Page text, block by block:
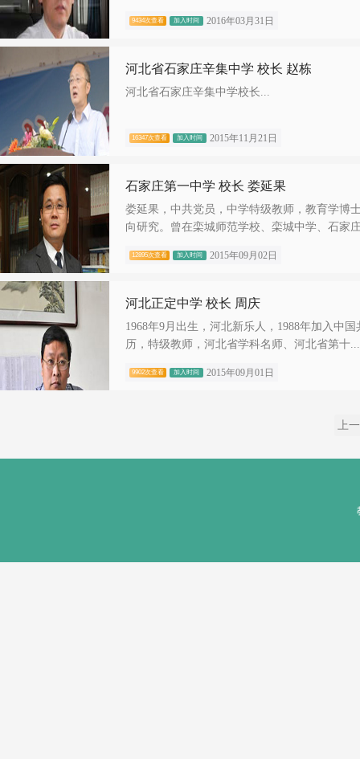
9434次查看 加入时间 2016年03月31日
河北省石家庄辛集中学 校长 赵栋
河北省石家庄辛集中学校长...
16347次查看 加入时间 2015年11月21日
石家庄第一中学 校长 娄延果
娄延果，中共党员，中学特级教师，教育学博
向研究。曾在栾城师范学校、栾城中学、石家
12895次查看 加入时间 2015年09月02日
河北正定中学 校长 周庆
1968年9月出生，河北新乐人，1988年加入中
历，特级教师，河北省学科名师、河北省第十...
9902次查看 加入时间 2015年09月01日
上